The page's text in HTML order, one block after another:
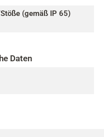
(gemäß IP 65)
Daten